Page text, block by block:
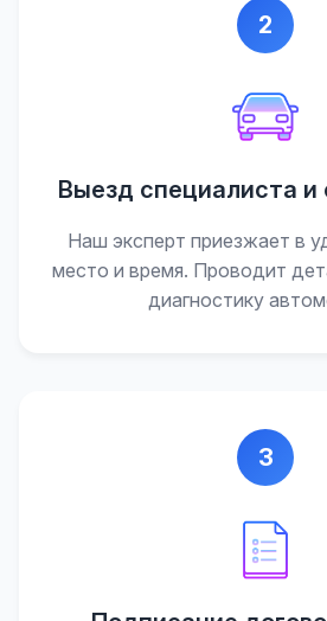
2
Выезд специалиста и
Наш эксперт приезжает в
место и время. Проводит
диагностику
3